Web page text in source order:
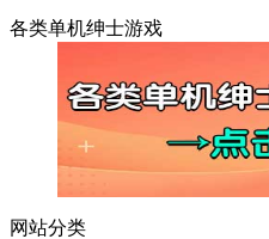
各类单机绅士游戏
网站分类